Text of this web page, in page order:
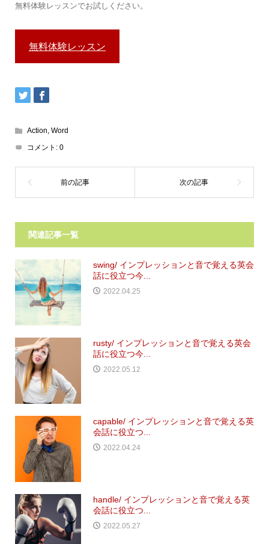
無料体験レッスンでお試しください。
無料体験レッスン
Action, Word
コメント: 0
関連記事一覧
swing/ インプレッションと音で覚える英会
話に役立つ今...
2022.04.25
rusty/ インプレッションと音で覚える英会
話に役立つ今...
2022.05.12
capable/ インプレッションと音で覚える英
会話に役立つ...
2022.04.24
handle/ インプレッションと音で覚える英
会話に役立つ...
2022.05.27